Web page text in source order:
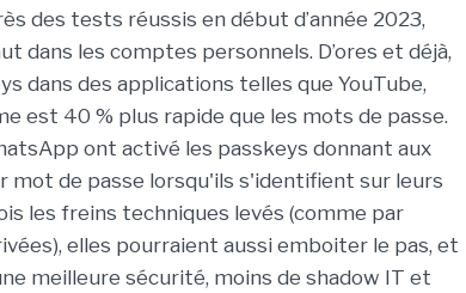
des tests réussis en début d’année 2023,
dans les comptes personnels. D’ores et déjà,
dans des applications telles que YouTube,
est 40 % plus rapide que les mots de passe.
ont activé les passkeys donnant aux
mot de passe lorsqu'ils s'identifient sur leurs
les freins techniques levés (comme par
elles pourraient aussi emboiter le pas, et
meilleure sécurité, moins de shadow IT et